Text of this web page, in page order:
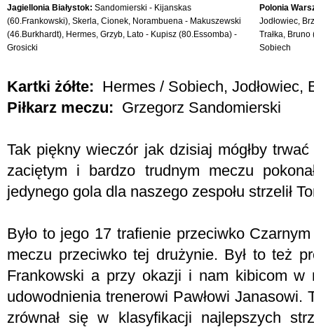
Jagiellonia Białystok: Sandomierski - Kijanskas
(60.Frankowski), Skerla, Cionek, Norambuena - Makuszewski
(46.Burkhardt), Hermes, Grzyb, Lato - Kupisz (80.Essomba) -
Grosicki
Polonia
Jodłowiec,
Trałka,
Sobiech
Kartki żółte: Hermes / Sobiech, Jodłowiec,
Piłkarz meczu: Grzegorz Sandomierski
Tak piękny wieczór jak dzisiaj mógłby
zaciętym i bardzo trudnym meczu
jedynego gola dla naszego zespołu strzelił
Było to jego 17 trafienie przeciwko
meczu przeciwko tej drużynie. Był to też
Frankowski a przy okazji i nam kibicom w
udowodnienia trenerowi Pawłowi Janasowi.
zrównał się w klasyfikacji najlepszych